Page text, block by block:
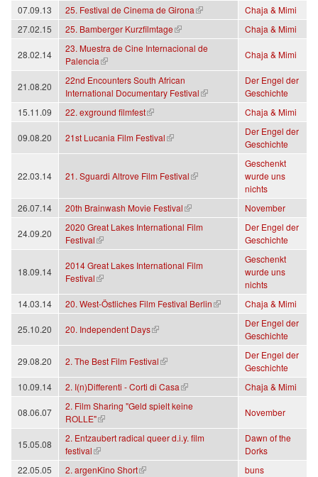
07.09.13
25. Festival de Cinema de Girona
(Link ist extern)
Chaja & Mimi
27.02.15
25. Bamberger Kurzfilmtage
(Link ist extern) Chaja & Mimi
28.02.14
23. Muestra de Cine Internacional de
Palencia
(Link ist extern)
Chaja & Mimi
21.08.20
22nd Encounters South African
International Documentary Festival
(Link ist extern)
Der Engel der
Geschichte
15.11.09
22. exground filmfest
(Link ist extern) Chaja & Mimi
09.08.20 21st Lucania Film Festival
(Link ist extern)
Der Engel der
Geschichte
22.03.14 21. Sguardi Altrove Film Festival
(Link ist extern)
Geschenkt
wurde uns
nichts
26.07.14
20th Brainwash Movie Festival
(Link ist extern) November
24.09.20
2020 Great Lakes International Film
Festival
(Link ist extern)
Der Engel der
Geschichte
18.09.14
2014 Great Lakes International Film
Festival
(Link ist extern)
Geschenkt
wurde uns
nichts
14.03.14
20. West-Östliches Film Festival Berlin
(Link ist extern) Chaja & Mimi
25.10.20 20. Independent Days
(Link ist extern)
Der Engel der
Geschichte
29.08.20 2. The Best Film Festival
(Link ist extern)
Der Engel der
Geschichte
10.09.14
2. I(n)Differenti - Corti di Casa
(Link ist extern) Chaja & Mimi
08.06.07
2. Film Sharing "Geld spielt keine
ROLLE"
(Link ist extern)
November
15.05.08
2. Entzaubert radical queer d.i.y. film
festival
(Link ist extern)
Dawn of the
Dorks
22.05.05
2. argenKino Short
(Link ist extern)
buns